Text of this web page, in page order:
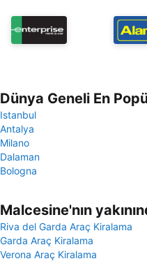
Dünya Geneli En
Istanbul
Antalya
Milano
Dalaman
Bologna
Malcesine'nın
Riva del Garda Araç Kiralama
Garda Araç Kiralama
Verona Araç Kiralama